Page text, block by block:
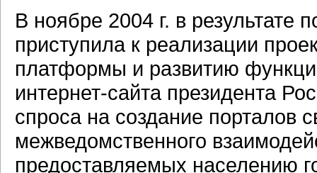
В ноябре 2004 г. в результате
приступила к реализации
платформы и развитию
интернет-сайтапрезидента
спроса на создание порталов
межведомственного
предоставляемых населению